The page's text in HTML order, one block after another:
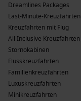
Dreamlines Packages
Last-Minute-Kreuzfahrten
Kreuzfahrten mit Flug
All Inclusive Kreuzfahrten
Stornokabinen
Flusskreuzfahrten
Familienkreuzfahrten
Luxuskreuzfahrten
Minikreuzfahrten